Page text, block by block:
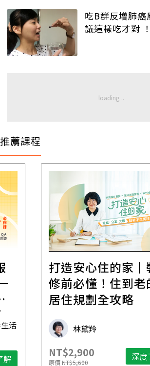
吃B群反增肺癌
議這樣吃才對 ！
推薦課程
活
解
打造安心住的家｜
修前必懂！住到老
居住規劃全攻略
林黛羚
NT$2,900
原價NT$5,600 深度